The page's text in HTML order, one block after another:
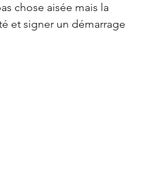
chose aisée mais la
et signer un démarrage